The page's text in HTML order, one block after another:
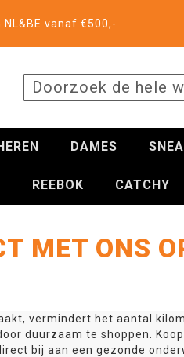
vanaf €500,-
DAMES
REEBOK CATCHY
MET ONS
vermindert het aantal
duurzaam te shoppen.
bij aan een gezonde